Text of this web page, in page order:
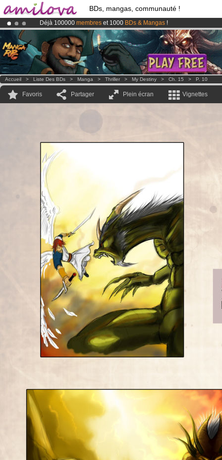
BDs, mangas, communauté !
Déjà 100000 membres et 1000 BDs & Mangas !
LeKickstarter Amilova est désormais lancé!.
Abonnement premium: à partir de
3.95 eurospar mois !Clique ici
Accueil > Liste Des BDs > Manga > Thriller > My Destiny > Ch. 15 > P. 10
Favoris Partager Plein écran Vignettes